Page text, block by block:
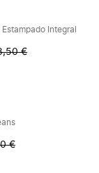
Integral
€
€